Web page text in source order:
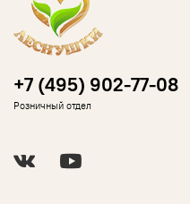
+7 (495) 902-77-08
Розничный отдел